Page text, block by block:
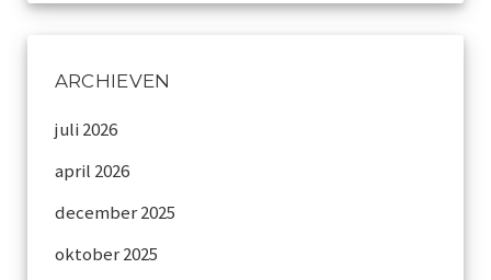
ARCHIEVEN
juli 2026
april 2026
december 2025
oktober 2025